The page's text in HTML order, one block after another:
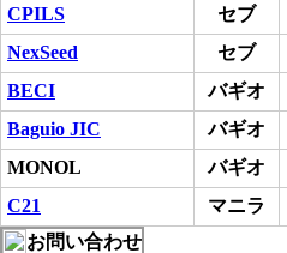
CPILS セブ
NexSeed
セブ
BECI
バギオ
Baguio JIC
バギオ
MONOL
バギオ
C21
マニラ
お問い合わせ